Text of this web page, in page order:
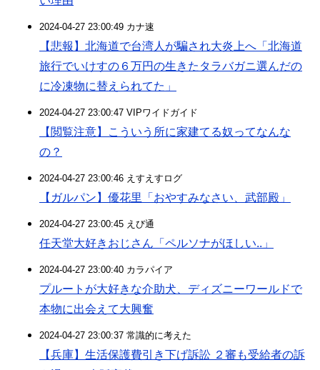
2024-04-27 23:00:49 カナ速
【悲報】北海道で台湾人が騙され大炎上へ「北海道
旅行でいけすの６万円の生きたタラバガニ選んだの
に冷凍物に替えられてた」
2024-04-27 23:00:47 VIPワイドガイド
【閲覧注意】こういう所に家建てる奴ってなんな
の？
2024-04-27 23:00:46 えすえすログ
【ガルパン】優花里「おやすみなさい、武部殿」
2024-04-27 23:00:45 えび通
任天堂大好きおじさん「ペルソナがほしい..」
2024-04-27 23:00:40 カラパイア
プルートが大好きな介助犬、ディズニーワールドで
本物に出会えて大興奮
2024-04-27 23:00:37 常識的に考えた
【兵庫】生活保護費引き下げ訴訟 ２審も受給者の訴